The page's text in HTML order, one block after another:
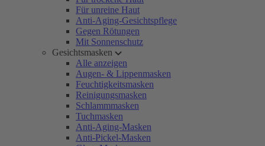
Für unreine Haut
Anti-Aging-Gesichtspflege
Gegen Rötungen
Mit Sonnenschutz
Gesichtsmasken
Alle anzeigen
Augen- & Lippenmasken
Feuchtigkeitsmasken
Reinigungsmasken
Schlammmasken
Tuchmasken
Anti-Aging-Masken
Anti-Pickel-Masken